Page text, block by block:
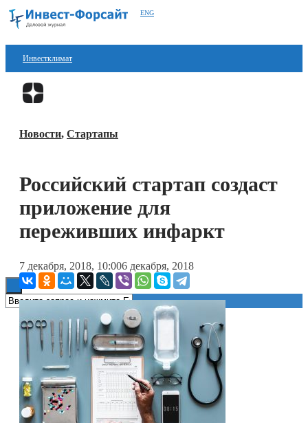
ENG
Инвестклимат
Финансы
Блокчейн
Новости, Стартапы
Российский стартап создаст
приложение для
переживших инфаркт
7 декабря, 2018, 10:006 декабря, 2018